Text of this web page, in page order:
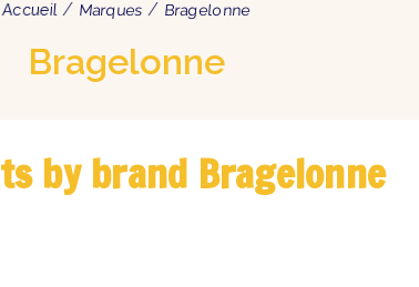
Accueil Marques Bragelonne
Bragelonne
by brand Bragelonne